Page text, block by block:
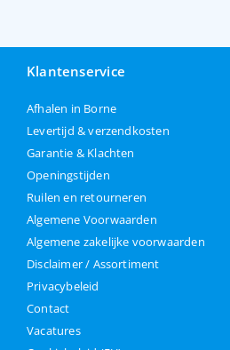
Klantenservice
Afhalen in Borne
Levertijd & verzendkosten
Garantie & Klachten
Openingstijden
Ruilen en retourneren
Algemene Voorwaarden
Algemene zakelijke voorwaarden
Disclaimer / Assortiment
Privacybeleid
Contact
Vacatures